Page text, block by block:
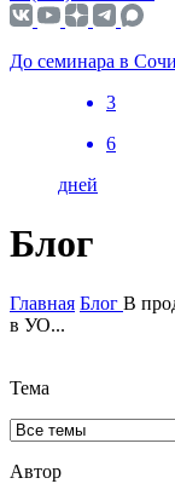
До семинара в
3
6
дней
Блог
Главная Блог В
в УО...
Тема
Автор